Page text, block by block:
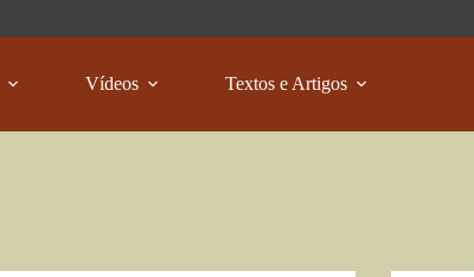
Vídeos Textos e Artigos